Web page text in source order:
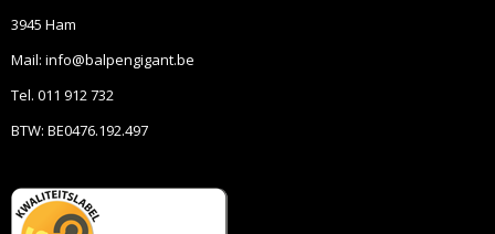
3945 Ham
Mail: info@balpengigant.be
Tel. 011 912 732
BTW: BE0476.192.497